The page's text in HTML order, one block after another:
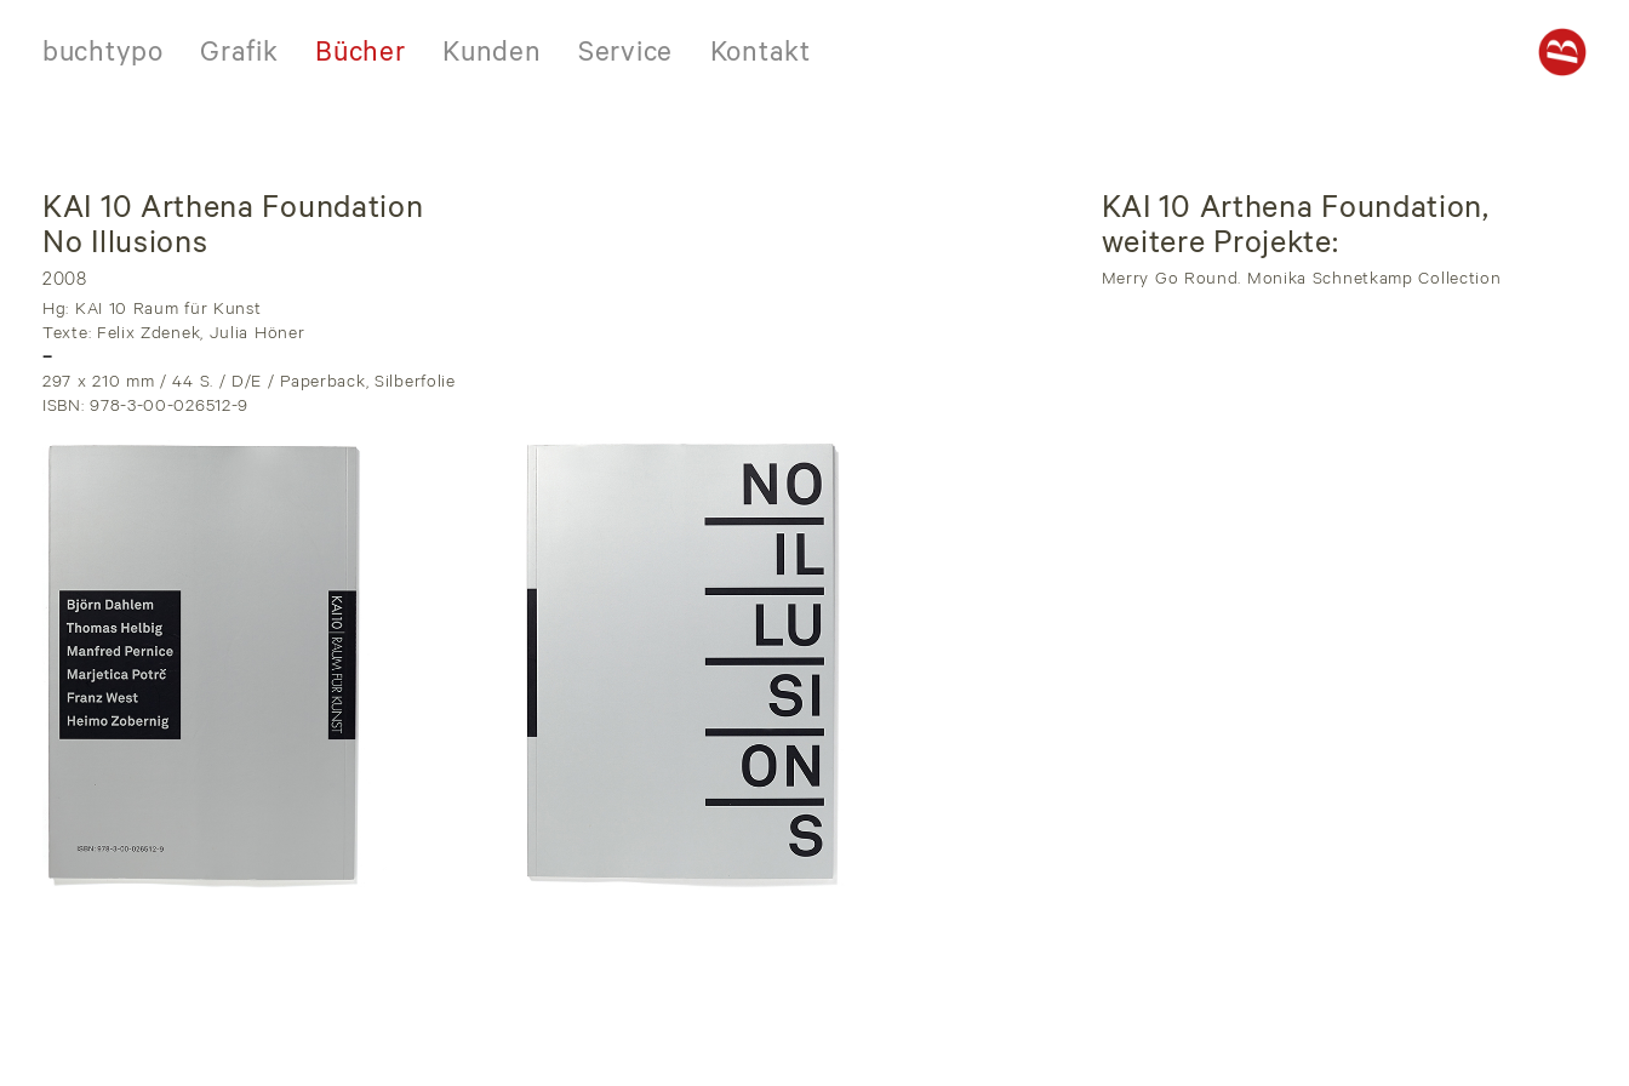
content
buchtypo Grafik Bücher Kunden Service Kontakt
KAI 10 Arthena Foundation
No Illusions
2008
Hg: KAI 10 Raum für Kunst
Texte: Felix Zdenek, Julia Höner
–
297 x 210 mm / 44 S. / D/E / Paperback, Silberfolie
ISBN: 978-3-00-026512-9
KAI 10 Arthena Foundation,
weitere Projekte:
Merry Go Round. Monika Schnetkamp Collection